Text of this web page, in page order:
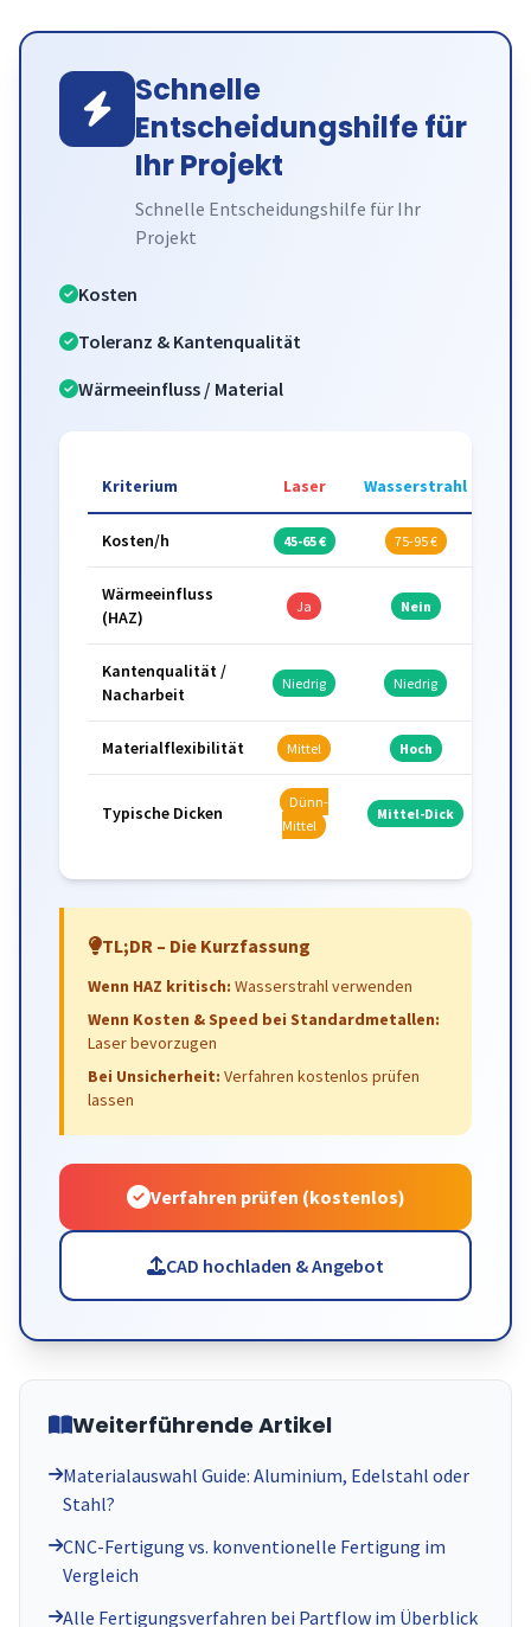
Schnelle
Entscheidungshilfe für
Ihr Projekt
Schnelle Entscheidungshilfe für Ihr
Projekt
Kosten
Toleranz & Kantenqualität
Wärmeeinfluss / Material
Kriterium Laser Wasserstrahl
Kosten/h 45-65 € 75-95 €
Wärmeeinfluss
(HAZ)
Ja Nein
Kantenqualität /
Nacharbeit
Niedrig Niedrig
Materialflexibilität Mittel Hoch
Typische Dicken
Dünn-
Mittel
Mittel-Dick
TL;DR – Die Kurzfassung
Wenn HAZ kritisch: Wasserstrahl verwenden
Wenn Kosten & Speed bei Standardmetallen:
Laser bevorzugen
Bei Unsicherheit: Verfahren kostenlos prüfen
lassen
Verfahren prüfen (kostenlos)
CAD hochladen & Angebot
Weiterführende Artikel
Materialauswahl Guide: Aluminium, Edelstahl oder
Stahl?
CNC-Fertigung vs. konventionelle Fertigung im
Vergleich
Alle Fertigungsverfahren bei Partflow im Überblick